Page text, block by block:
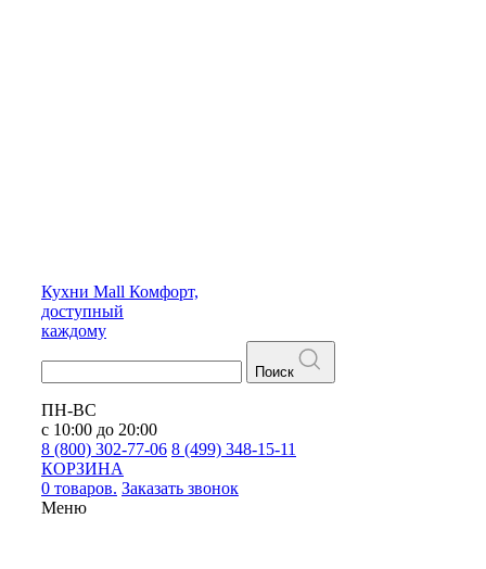
Кухни Mall Комфорт,
доступный
каждому
Поиск
ПН-ВС
с 10:00 до 20:00
8 (800) 302-77-06 8 (499) 348-15-11
КОРЗИНА
0 товаров. Заказать звонок
Меню